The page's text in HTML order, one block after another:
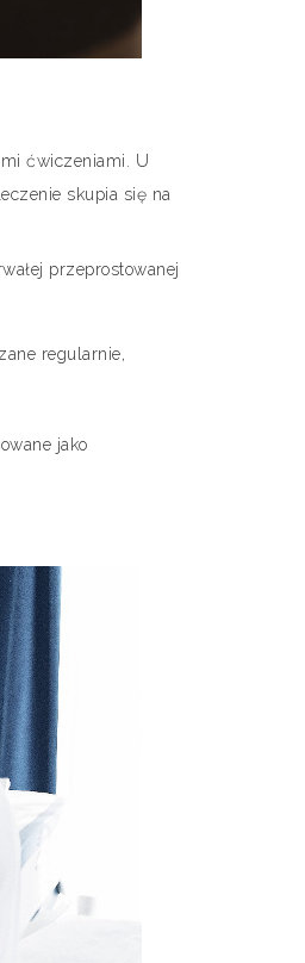
ćwiczeniami. U
skupia się na
przeprostowanej
regularnie,
jako